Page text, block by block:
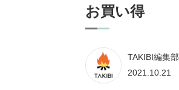
お買い得
TAKIBI編集部
2021.10.21